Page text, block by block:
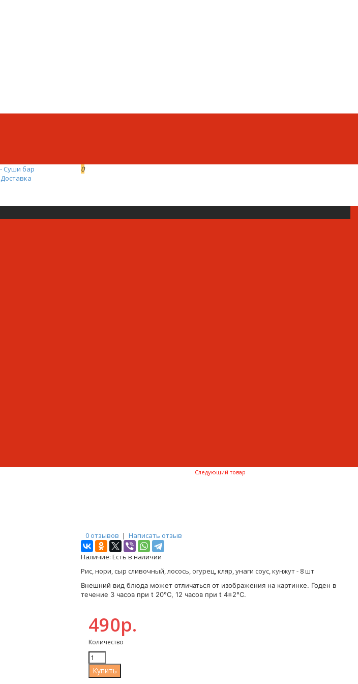
0
Следующий товар
0 отзывов | Написать отзыв
Наличие: Есть в наличии
Рис, нори, сыр сливочный, лосось, огурец, кляр, унаги соус, кунжут - 8 шт
Внешний вид блюда может отличаться от изображения на картинке. Годен в
течение 3 часов при t 20°C, 12 часов при t 4±2°C.
490р.
Количество